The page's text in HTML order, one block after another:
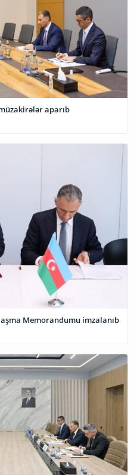
aparıb
Memorandumu imzalanıb